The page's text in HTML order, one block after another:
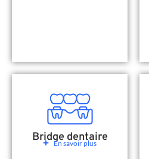
Bridge dentaire
En savoir plus